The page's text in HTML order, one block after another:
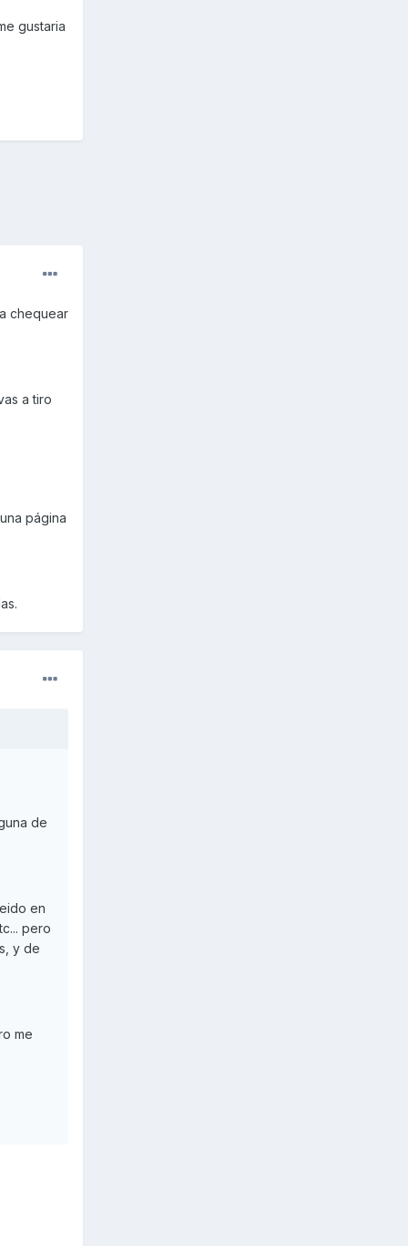
gustaria
chequear
a tiro
página
de
en
pero
y de
me